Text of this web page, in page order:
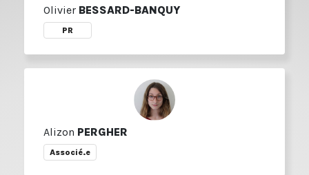
Olivier BESSARD-BANQUY
PR
Alizon PERGHER
Associé.e